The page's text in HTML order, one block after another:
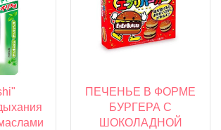
ПЕЧЕНЬЕ В ФОРМЕ
БУРГЕРА С
ШОКОЛАДНОЙ